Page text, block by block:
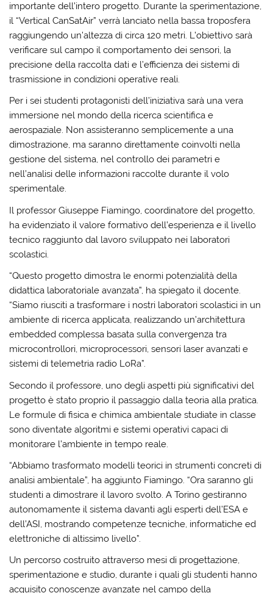
importante dell’intero progetto. Durante la sperimentazione,
il “Vertical CanSatAir” verrà lanciato nella bassa troposfera
raggiungendo un’altezza di circa 120 metri. L’obiettivo sarà
verificare sul campo il comportamento dei sensori, la
precisione della raccolta dati e l’efficienza dei sistemi di
trasmissione in condizioni operative reali.
Per i sei studenti protagonisti dell’iniziativa sarà una vera
immersione nel mondo della ricerca scientifica e
aerospaziale. Non assisteranno semplicemente a una
dimostrazione, ma saranno direttamente coinvolti nella
gestione del sistema, nel controllo dei parametri e
nell’analisi delle informazioni raccolte durante il volo
sperimentale.
Il professor Giuseppe Fiamingo, coordinatore del progetto,
ha evidenziato il valore formativo dell’esperienza e il livello
tecnico raggiunto dal lavoro sviluppato nei laboratori
scolastici.
“Questo progetto dimostra le enormi potenzialità della
didattica laboratoriale avanzata”, ha spiegato il docente.
“Siamo riusciti a trasformare i nostri laboratori scolastici in un
ambiente di ricerca applicata, realizzando un’architettura
embedded complessa basata sulla convergenza tra
microcontrollori, microprocessori, sensori laser avanzati e
sistemi di telemetria radio LoRa”.
Secondo il professore, uno degli aspetti più significativi del
progetto è stato proprio il passaggio dalla teoria alla pratica.
Le formule di fisica e chimica ambientale studiate in classe
sono diventate algoritmi e sistemi operativi capaci di
monitorare l’ambiente in tempo reale.
“Abbiamo trasformato modelli teorici in strumenti concreti di
analisi ambientale”, ha aggiunto Fiamingo. “Ora saranno gli
studenti a dimostrare il lavoro svolto. A Torino gestiranno
autonomamente il sistema davanti agli esperti dell’ESA e
dell’ASI, mostrando competenze tecniche, informatiche ed
elettroniche di altissimo livello”.
Un percorso costruito attraverso mesi di progettazione,
sperimentazione e studio, durante i quali gli studenti hanno
acquisito conoscenze avanzate nel campo della